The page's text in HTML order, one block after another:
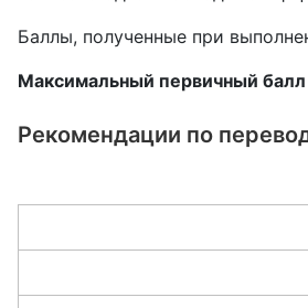
Баллы, полученные при
Максимальный первичный
Рекомендации по